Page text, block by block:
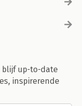
blijf up-to-date
inspirerende